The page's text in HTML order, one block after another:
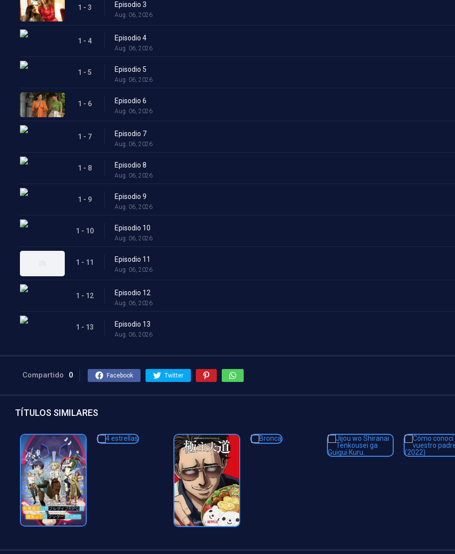
1 - 3 Episodio 3
Aug. 06, 2026
1 - 4 Episodio 4
Aug. 06, 2026
1 - 5 Episodio 5
Aug. 06, 2026
1 - 6 Episodio 6
Aug. 06, 2026
1 - 7 Episodio 7
Aug. 06, 2026
1 - 8 Episodio 8
Aug. 06, 2026
1 - 9 Episodio 9
Aug. 06, 2026
1 - 10 Episodio 10
Aug. 06, 2026
1 - 11 Episodio 11
Aug. 06, 2026
1 - 12 Episodio 12
Aug. 06, 2026
1 - 13 Episodio 13
Aug. 06, 2026
Compartido 0 Facebook Twitter
TÍTULOS SIMILARES